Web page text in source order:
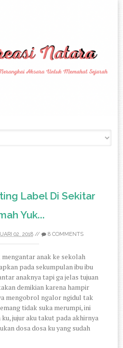
Label Di Sekitar
Yuk...
02, 2018// 8 COMMENTS
anak ke sekolah
pada sekumpulan ibu ibu
anaknya tapi ga jelas tujuan
demikian karena hampir
mengobrol ngalor ngidul tak
tidak suka merumpi, ini
jujur aku takut pada akhirnya
dosa dosa ku yang sudah